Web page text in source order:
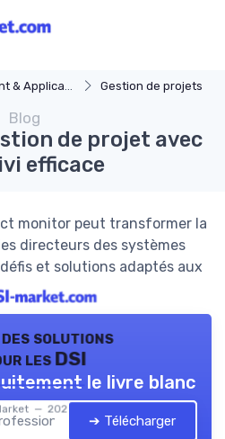
Applications Gestion de projets
Blog
de projet avec
efficace
monitor peut transformer la
directeurs des systèmes
et solutions adaptés aux
solutions
les DSI
— 2026
le livre blanc
➔ Télécharger